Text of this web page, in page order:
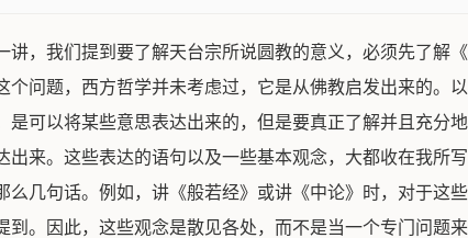
讲，我们提到要了解天台宗所说圆教的意义，必须先了
个问题，西方哲学并未考虑过，它是从佛教启发出来的。
是可以将某些意思表达出来的，但是要真正了解并且充分
出来。这些表达的语句以及一些基本观念，大都收在我所
么几句话。例如，讲《般若经》或讲《中论》时，对于这
到。因此，这些观念是散见各处，而不是当一个专门问题